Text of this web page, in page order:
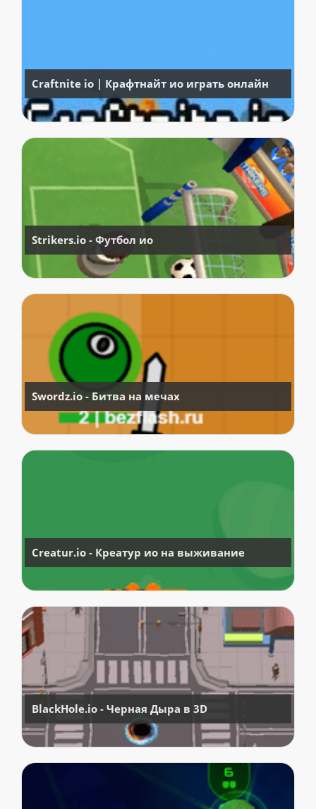
Craftnite io | Крафтнайт ио играть онлайн
Strikers.io - Футбол ио
Swordz.io - Битва на мечах
Creatur.io - Креатур ио на выживание
BlackHole.io - Черная Дыра в 3D